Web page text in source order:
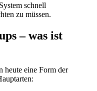
schnell
zu müssen.
– was ist
heute eine Form der